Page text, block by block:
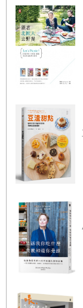
32.鳳片糕：是粿
萬用澱粉做點心
34.粉條：透明又
35.粉粿：誘人食
36.綠豆粉糕（
38.地瓜圓：家家
39.地瓜球：大
40.地瓜煎餅：脆
41.番薯椪：可愛
42.地瓜餃：土話